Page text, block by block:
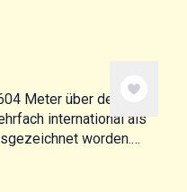
Meter über den
international als
worden.
in